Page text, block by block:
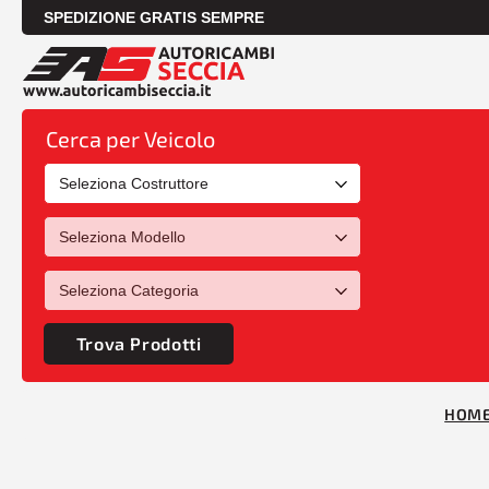
SPEDIZIONE GRATIS SEMPRE
Cerca per Veicolo
Trova Prodotti